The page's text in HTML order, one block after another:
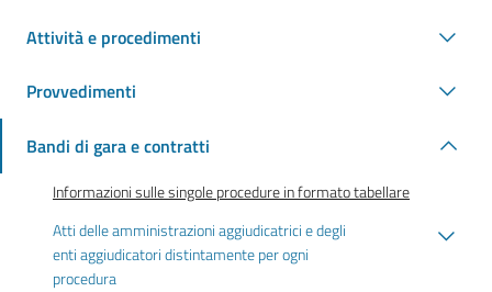
Attività e procedimenti
Provvedimenti
Bandi di gara e contratti
Informazioni sulle singole procedure in formato tabellare
Atti delle amministrazioni aggiudicatrici e degli
enti aggiudicatori distintamente per ogni
procedura